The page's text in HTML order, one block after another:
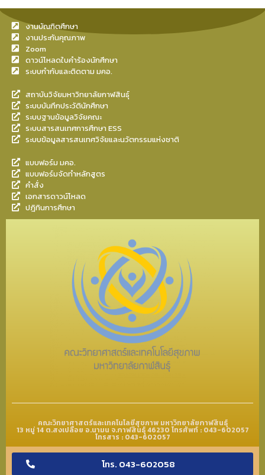
งานบัณฑิตศึกษา
งานประกันคุณภาพ
Zoom
ดาวน์โหลดใบคำร้องนักศึกษา
ระบบกำกับและติดตาม มคอ.
สถาบันวิจัยมหาวิทยาลัยกาฬสินธุ์
ระบบบันทึกประวัตินักศึกษา
ระบบฐานข้อมูลวิจัยคณะ
ระบบสารสนเทศการศึกษา ESS
ระบบข้อมูลสารสนเทศวิจัยและนวัตกรรมแห่งชาติ
แบบฟอร์ม มคอ.
แบบฟอร์มจัดทำหลักสูตร
คำสั่ง
เอกสารดาวน์โหลด
ปฎิทินการศึกษา
คณะวิทยาศาสตร์และเทคโนโลยีสุขภาพ มหาวิทยาลัยกาฬสินธุ์
13 หมู่ 14 ต.สงเปลือย อ.นามน จ.กาฬสินธุ์ 46230 โทรศัพท์ : 043-602057
โทรสาร : 043-602057
โทร. 043-602058